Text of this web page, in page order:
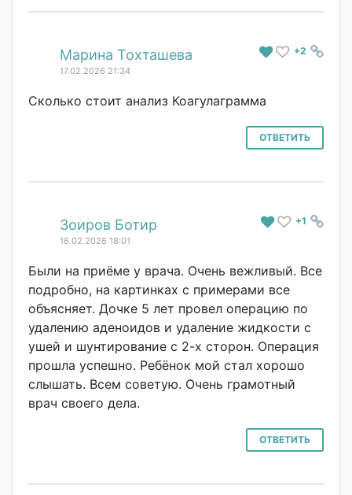
# +2
Марина Тохташева
17.02.2026 21:34
Сколько стоит анализ Коагулаграмма
ОТВЕТИТЬ
# +1
Зоиров Ботир
16.02.2026 18:01
Были на приёме у врача. Очень вежливый. Все
подробно, на картинках с примерами все
объясняет. Дочке 5 лет провел операцию по
удалению аденоидов и удаление жидкости с
ушей и шунтирование с 2-х сторон. Операция
прошла успешно. Ребёнок мой стал хорошо
слышать. Всем советую. Очень грамотный
врач своего дела.
ОТВЕТИТЬ